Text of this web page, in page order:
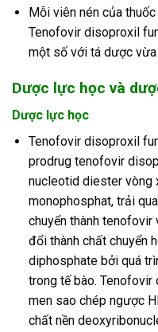
Mỗi viên nén của
Tenofovir disoproxil
một số với tá dược
Dược lực học và
Dược lực học
Tenofovir disoproxil
prodrug tenofovir
nucleotid diester vòng
monophosphat, trải
chuyển thành
đổi thành chất chuyển
diphosphate bởi quá
trong tế bào.
men sao chép ngược
chất nền